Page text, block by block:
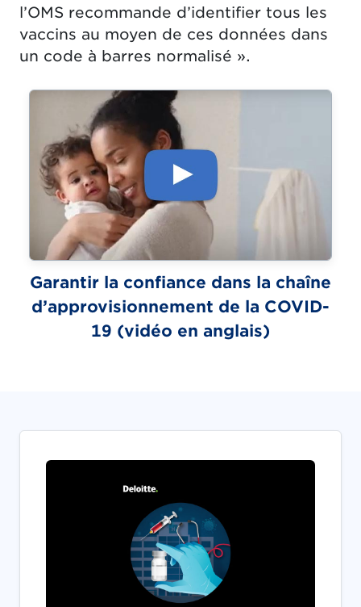
l’OMS recommande d’identifier tous les
vaccins au moyen de ces données dans
un code à barres normalisé ».
Garantir la confiance dans la chaîne
d’approvisionnement de la COVID-
19 (vidéo en anglais)